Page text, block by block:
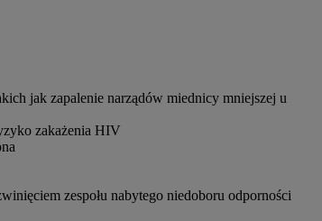
jak zapalenie narządów miednicy mniejszej u
zakażenia HIV
zespołu nabytego niedoboru odporności